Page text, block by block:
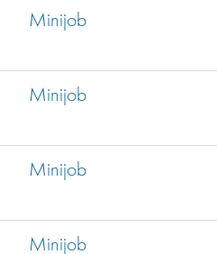
Minijob
Minijob
Minijob
Minijob